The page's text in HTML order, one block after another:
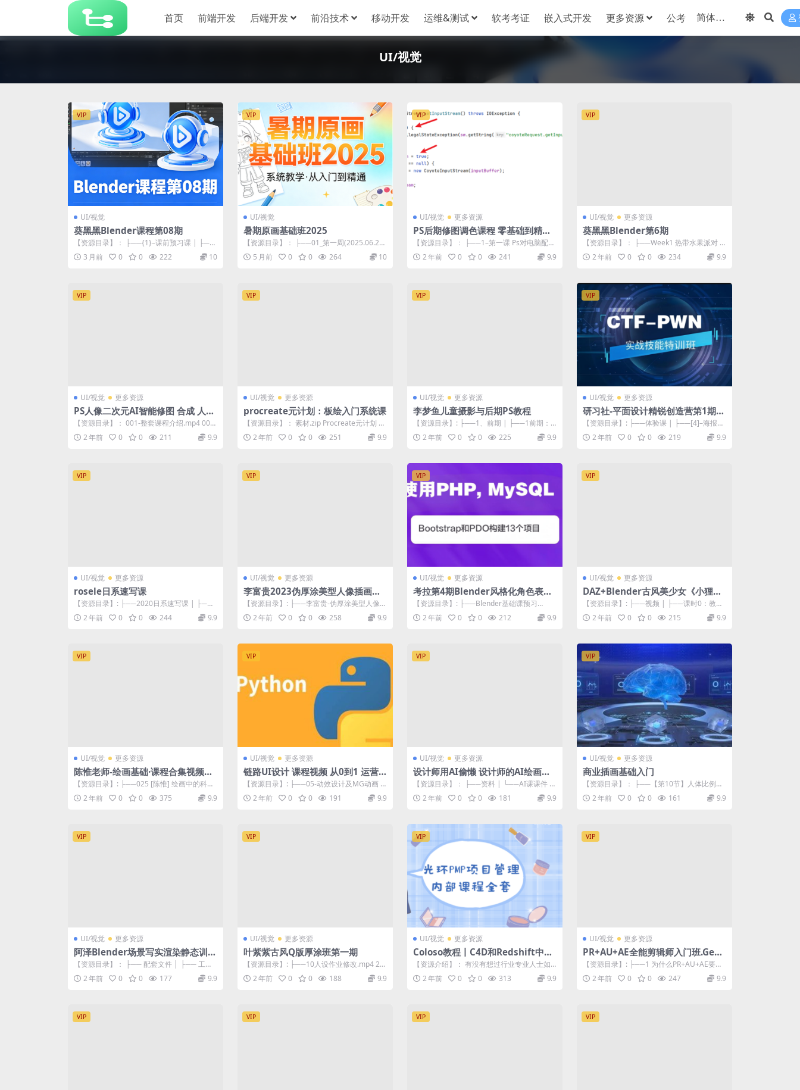
首页 前端开发 后端开发 前沿技术 移动开发 运维&测试 软考考证 嵌入式开发 更多资源 公考
UI/视觉
VIP
UI/视觉
葵黑黑Blender课程第08期
【资源目录】： ├──{1}–课前预习课 | ├──
1–...
3 月前 0 0 222 10
VIP
UI/视觉
暑期原画基础班2025
【资源目录】： ├──01_第一周(2025.06.23-
2025.06.29)...
5 月前 0 0 264 10
VIP
UI/视觉 更多资源
PS后期修图调色课程 零基础到精通
的调色修图课程
【资源目录】： ├──1–第一课 Ps对电脑配置
要求.mp4 27.20M ├─...
2 年前 0 0 241 9.9
VIP
UI/视觉 更多资源
葵黑黑Blender第6期
【资源目录】： ├──Week1 热带水果派对 |
├──第一周课程文档 | |...
2 年前 0 0 234 9.9
VIP
UI/视觉 更多资源
PS人像二次元AI智能修图 合成 人像
修图/二次元 COS合成/AI 智能合成/
100节
【资源目录】： 001-整套课程介绍.mp4 002-
人工智能AI课LEONAR...
2 年前 0 0 211 9.9
VIP
UI/视觉 更多资源
procreate元计划：板绘入门系统课
【资源目录】： 素材.zip Procreate元计划 配
套练习素材与资源 1-...
2 年前 0 0 251 9.9
VIP
UI/视觉 更多资源
李梦鱼儿童摄影与后期PS教程
【资源目录】: ├──1、前期 | ├──1前期：
1、相机设备.mp4 522....
2 年前 0 0 225 9.9
VIP
UI/视觉 更多资源
研习社-平面设计精锐创造营第1期2
024
【资源目录】: ├──体验课 | ├──[4]–海报设
计练习说明_相关资料 | ...
2 年前 0 0 219 9.9
VIP
UI/视觉 更多资源
rosele日系速写课
【资源目录】: ├──2020日系速写课 | ├──R
课件 | | ├──@-蔷...
2 年前 0 0 244 9.9
VIP
UI/视觉 更多资源
李富贵2023伪厚涂美型人像插画特
训班第1季【画质高清有笔刷】
【资源目录】: ├──李富贵-伪厚涂美型人像插
画特训班（第一季） | ├──1-...
2 年前 0 0 258 9.9
VIP
UI/视觉 更多资源
考拉第4期Blender风格化角色表现
2022年
【资源目录】: ├──Blender基础课预习
（上） | ├──1.第一周：02...
2 年前 0 0 212 9.9
VIP
UI/视觉 更多资源
DAZ+Blender古风美少女《小狸》
角色动画制作教学
【资源目录】: ├──视频 | ├──课时0：教程
介绍.mp4 24.90M |...
2 年前 0 0 215 9.9
VIP
UI/视觉 更多资源
陈惟老师-绘画基础·课程合集视频教
程
【资源目录】: ├──025 [陈惟] 绘画中的科学
观察法 | ├──第01课·...
2 年前 0 0 375 9.9
VIP
UI/视觉 更多资源
链路UI设计 课程视频 从0到1 运营
设计
【资源目录】: ├──05-动效设计及MG动画 |
├──01-动效设计基础 |...
2 年前 0 0 191 9.9
VIP
UI/视觉 更多资源
设计师用AI偷懒 设计师的AI绘画课
用AI提高效率谢安妮
【资源目录】： ├──资料 | └──AI课课件 |
| ├──0【先看我】 |...
2 年前 0 0 181 9.9
VIP
UI/视觉 更多资源
商业插画基础入门
【资源目录】： ├──【第10节】人体比例动
态全掌握 | ├──10.rar 2...
2 年前 0 0 161 9.9
VIP
UI/视觉 更多资源
阿泽Blender场景写实渲染静态训练
班
【资源目录】： ├── 配套文件 │ ├── 工程
素材资料 │ │ ├── 案例...
2 年前 0 0 177 9.9
VIP
UI/视觉 更多资源
叶紫紫古风Q版厚涂班第一期
【资源目录】: ├──10人设作业修改.mp4 29
9.11M ├──11材质讲...
2 年前 0 0 188 9.9
VIP
UI/视觉 更多资源
Coloso教程丨C4D和Redshift中的
3D动画完整指南 中文字幕（高清画
质带素材）
【资源介绍】： 有没有想过行业专业人士如
何创建令人惊叹的3D动态设计？从AAA工...
2 年前 0 0 313 9.9
VIP
UI/视觉 更多资源
PR+AU+AE全能剪辑师入门班.GenJi
是真想教会你
【资源目录】: ├──1 为什么PR+AU+AE要一
起学效果才好？.mp4 25...
2 年前 0 0 247 9.9
VIP VIP VIP VIP